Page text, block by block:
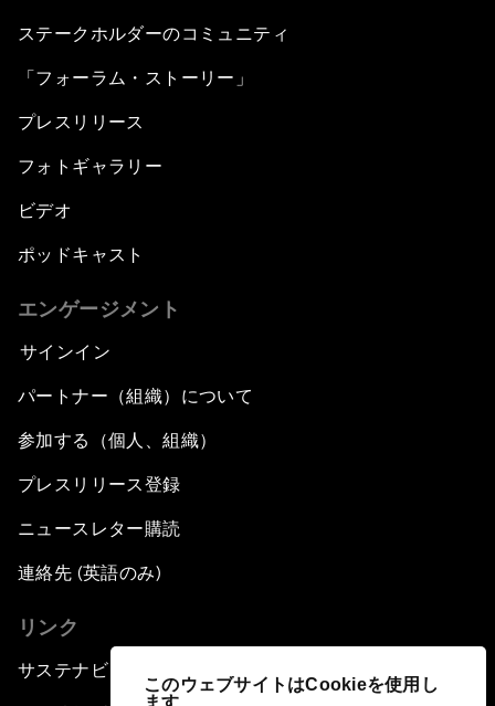
このウェブサイトはCookieを使用し
ます
ステークホルダーのコミュニティ
「フォーラム・ストーリー」
プレスリリース
フォトギャラリー
ビデオ
ポッドキャスト
エンゲージメント
サインイン
パートナー（組織）について
参加する（個人、組織）
プレスリリース登録
ニュースレター購読
連絡先 (英語のみ)
リンク
サステナビリティへの取り組み